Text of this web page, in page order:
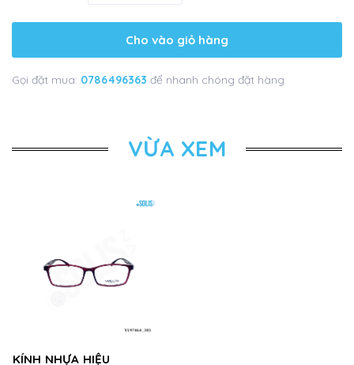
Cho vào giỏ hàng
Gọi đặt mua: 0786496363 để nhanh chóng đặt hàng
VỪA XEM
KÍNH NHỰA HIỆU